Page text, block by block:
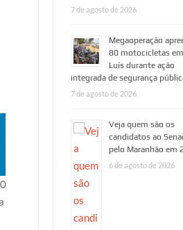
7 de agosto de 2026
Megaoperação
80 motocicletas
Luís durante ação
integrada de segurança
7 de agosto de 2026
Veja quem são os
candidatos ao
pelo Maranhão em
6 de agosto de 2026